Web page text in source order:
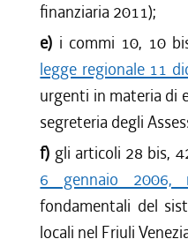
finanziaria 2011);
e) i commi 10, 10
legge regionale 11
urgenti in materia di
segreteria degli
f) gli articoli 28 bis,
6 gennaio 2006,
fondamentali del
locali nel Friuli